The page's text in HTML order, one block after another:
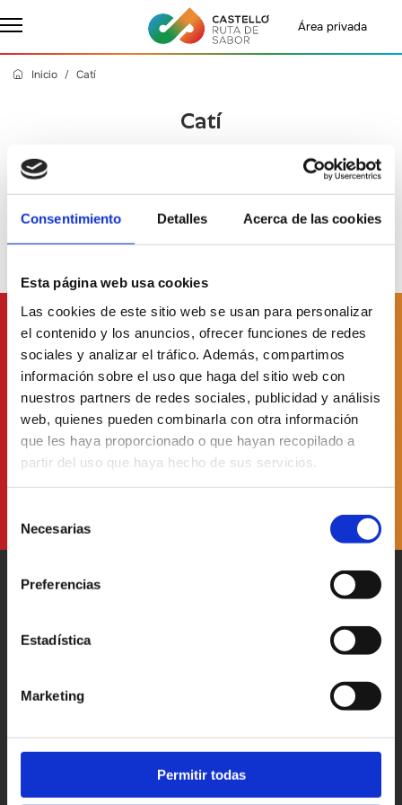
Consentimiento Detalles Acerca de las cookies
Esta página web usa cookies
Las cookies de este sitio web se usan para personalizar
el contenido y los anuncios, ofrecer funciones de redes
sociales y analizar el tráfico. Además, compartimos
información sobre el uso que haga del sitio web con
nuestros partners de redes sociales, publicidad y análisis
web, quienes pueden combinarla con otra información
que les haya proporcionado o que hayan recopilado a
partir del uso que haya hecho de sus servicios.
consentimiento
Necesarias
Preferencias
Estadística
Marketing
Permitir todas
Área privada
Inicio Catí
Catí
- Castelló Ruta de Sabor
Suscríbete anuestro boletín
He leído y aceptola Política de Protección de Datos
T. 964 35 96 00
castellorutadesabor@dipcas.es